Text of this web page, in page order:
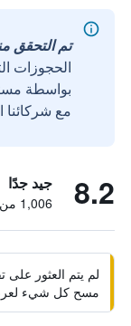
تم التحقق منه
الحجوزات
مع شركائنا
8.2 جيد جدًا
1,006 من التقييمات تم التحقق منها
لم يتم العثور على
مسح كل شيء